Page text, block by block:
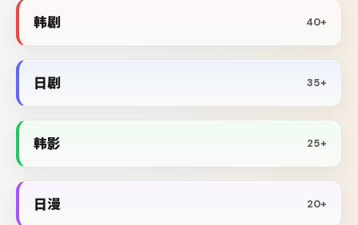
韩剧 40+
日剧 35+
韩影 25+
日漫 20+